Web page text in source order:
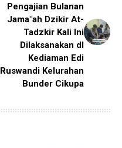
Pengajian Bulanan
Jama"ah Dzikir At-
Tadzkir Kali Ini
Dilaksanakan dI
Kediaman Edi
Ruswandi Kelurahan
Bunder Cikupa